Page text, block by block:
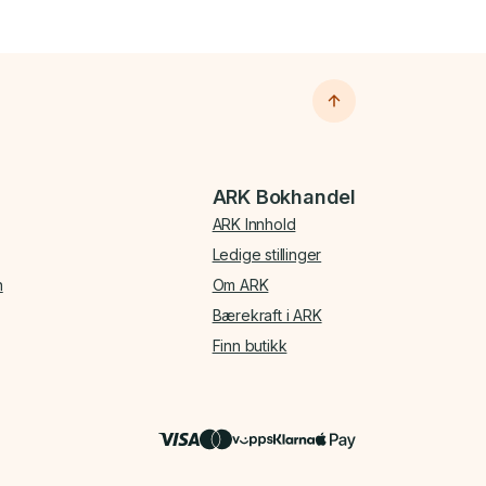
ARK Bokhandel
ARK Innhold
Ledige stillinger
Om ARK
Bærekraft i ARK
Finn butikk